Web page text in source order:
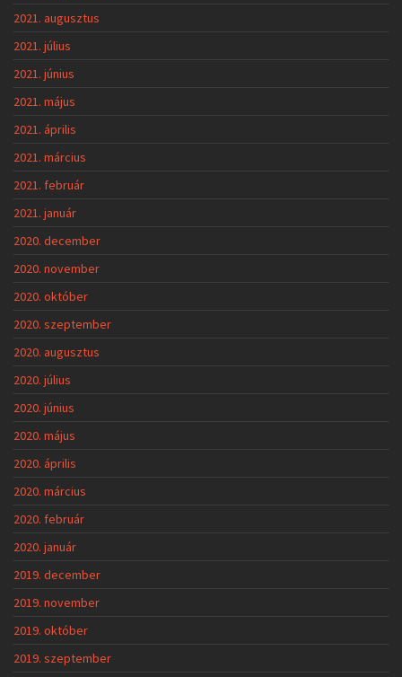
2021. augusztus
2021. július
2021. június
2021. május
2021. április
2021. március
2021. február
2021. január
2020. december
2020. november
2020. október
2020. szeptember
2020. augusztus
2020. július
2020. június
2020. május
2020. április
2020. március
2020. február
2020. január
2019. december
2019. november
2019. október
2019. szeptember